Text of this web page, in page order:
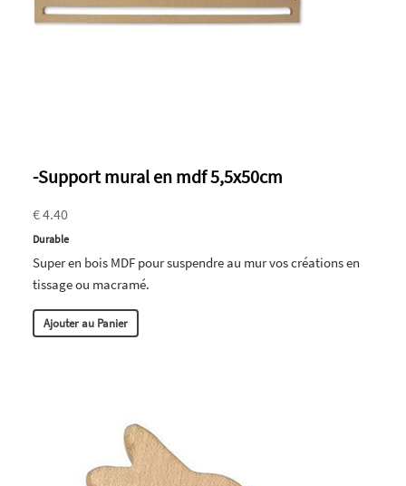
-Support mural en mdf 5,5x50cm
€ 4.40
Durable
Super en bois MDF pour suspendre au mur vos créations en
tissage ou macramé.
Ajouter au Panier